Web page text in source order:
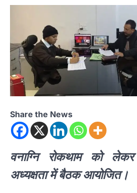
Share the News
वनाग्नि रोकथाम को लेकर
अध्यक्षता में बैठक आयोजित।